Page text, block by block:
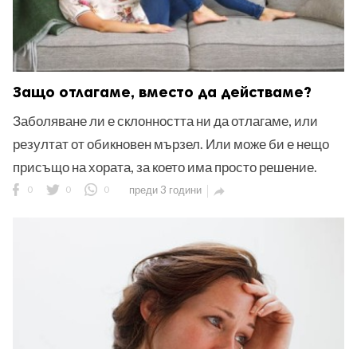
Защо отлагаме, вместо да действаме?
Заболяване ли е склонността ни да отлагаме, или
резултат от обикновен мързел. Или може би е нещо
присъщо на хората, за което има просто решение.
0 0 0 преди 3 години 